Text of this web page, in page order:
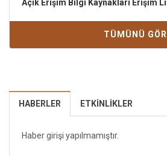
Açık Erişim Bilgi Kaynakları Erişim
TÜMÜNÜ GÖR
HABERLER ETKINLIKLER
Haber girişi yapılmamıştır.